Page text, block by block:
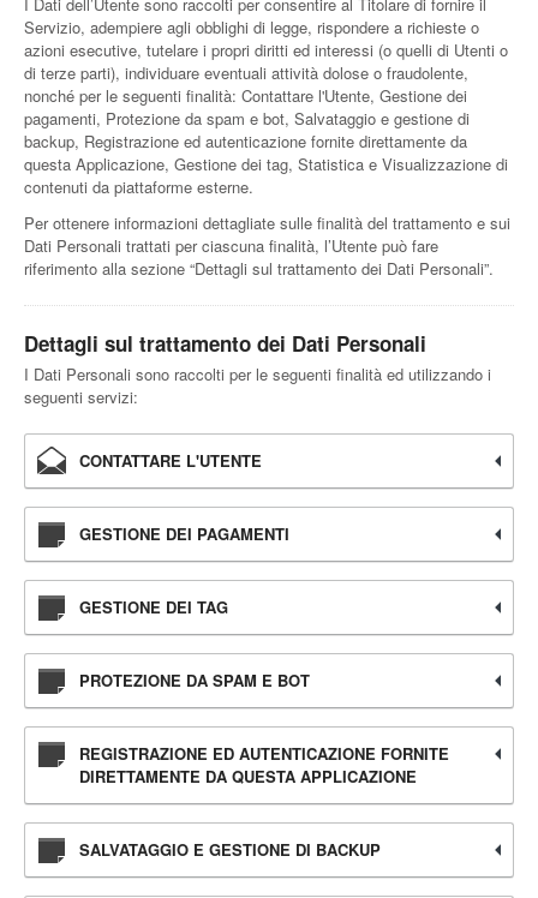
Servizio, adempiere agli obblighi di legge, rispondere a richieste o
azioni esecutive, tutelare i propri diritti ed interessi (o quelli di Utenti o
di terze parti), individuare eventuali attività dolose o fraudolente,
nonché per le seguenti finalità: Contattare l'Utente, Gestione dei
pagamenti, Protezione da spam e bot, Salvataggio e gestione di
backup, Registrazione ed autenticazione fornite direttamente da
questa Applicazione, Gestione dei tag, Statistica e Visualizzazione di
contenuti da piattaforme esterne.
Per ottenere informazioni dettagliate sulle finalità del trattamento e sui
Dati Personali trattati per ciascuna finalità, l’Utente può fare
riferimento alla sezione “Dettagli sul trattamento dei Dati Personali”.
Dettagli sul trattamento dei Dati Personali
I Dati Personali sono raccolti per le seguenti finalità ed utilizzando i
seguenti servizi:
CONTATTARE L'UTENTE
GESTIONE DEI PAGAMENTI
GESTIONE DEI TAG
PROTEZIONE DA SPAM E BOT
REGISTRAZIONE ED AUTENTICAZIONE FORNITE
DIRETTAMENTE DA QUESTA APPLICAZIONE
SALVATAGGIO E GESTIONE DI BACKUP